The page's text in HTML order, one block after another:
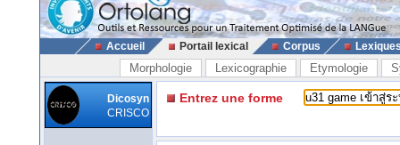
Accueil Portail lexical Corpus
Morphologie Lexicographie Etymologie
Dicosyn
CRISCO
Entrez une forme